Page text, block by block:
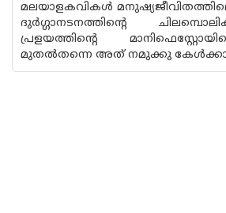
മലയാളകവികൾ
ദുർഗ്ഗാനടനത്തിന്റെ
പ്രളയത്തിന്റെ
മുതൽതന്നെ അത് നമുക്കു